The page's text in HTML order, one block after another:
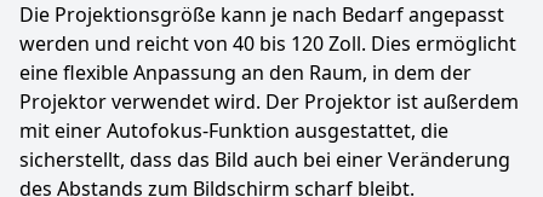
Die Projektionsgröße kann je nach Bedarf angepasst
werden und reicht von 40 bis 120 Zoll. Dies ermöglicht
eine flexible Anpassung an den Raum, in dem der
Projektor verwendet wird. Der Projektor ist außerdem
mit einer Autofokus-Funktion ausgestattet, die
sicherstellt, dass das Bild auch bei einer Veränderung
des Abstands zum Bildschirm scharf bleibt.